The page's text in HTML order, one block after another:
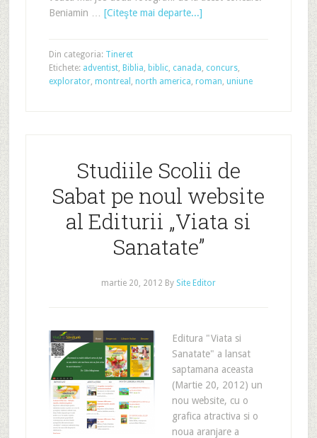
Beniamin … [Citeşte mai departe...]
Din categoria: Tineret
Etichete: adventist, Biblia, biblic, canada, concurs,
explorator, montreal , north america, roman, uniune
Studiile Scolii de
Sabat pe noul website
al Editurii „Viata si
Sanatate”
martie 20, 2012 By Site Editor
Editura "Viata si
Sanatate" a lansat
saptamana aceasta
(Martie 20, 2012) un
nou website, cu o
grafica atractiva si o
noua aranjare a